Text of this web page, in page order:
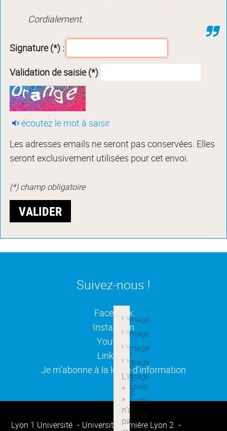
Cordialement.
Signature (*) :
Validation de saisie (*)
écoutez le mot à saisir
Les adresses emails ne seront pas conservées. Elles
seront exclusivement utilisées pour cet envoi.
(*) champ obligatoire
Suivez-nous !
Facebook(ouverture dans une
Instagram(ouverture dans une
Youtube(ouverture dans une
Linkedin
(ouverture dans une
Je m'abonne à la lettre d'information
(ouverture dans une
Lyon 1 Université
Université Lumière Lyon 2